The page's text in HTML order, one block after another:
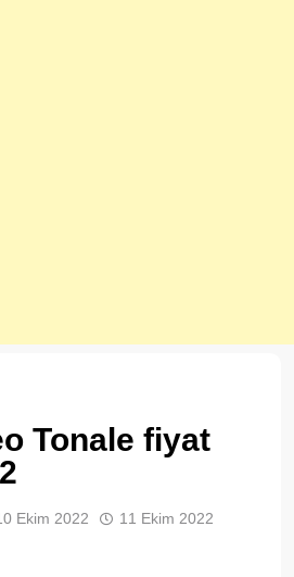
Tonale fiyat
Ekim 2022
11 Ekim 2022